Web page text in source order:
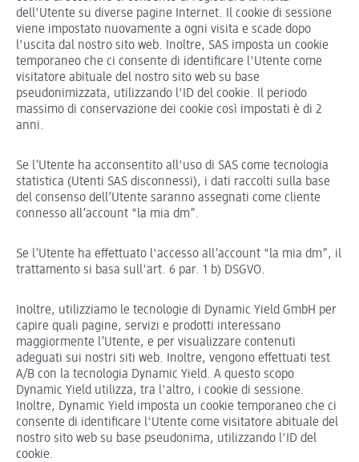
dell'Utente su diverse pagine Internet. Il cookie di sessione
viene impostato nuovamente a ogni visita e scade dopo
l'uscita dal nostro sito web. Inoltre, SAS imposta un cookie
temporaneo che ci consente di identificare l'Utente come
visitatore abituale del nostro sito web su base
pseudonimizzata, utilizzando l'ID del cookie. Il periodo
massimo di conservazione dei cookie così impostati è di 2
anni.
Se l’Utente ha acconsentito all'uso di SAS come tecnologia
statistica (Utenti SAS disconnessi), i dati raccolti sulla base
del consenso dell’Utente saranno assegnati come cliente
connesso all’account "la mia dm”.
Se l’Utente ha effettuato l'accesso all’account "la mia dm”, il
trattamento si basa sull'art. 6 par. 1 b) DSGVO.
Inoltre, utilizziamo le tecnologie di Dynamic Yield GmbH per
capire quali pagine, servizi e prodotti interessano
maggiormente l’Utente, e per visualizzare contenuti
adeguati sui nostri siti web. Inoltre, vengono effettuati test
A/B con la tecnologia Dynamic Yield. A questo scopo
Dynamic Yield utilizza, tra l'altro, i cookie di sessione.
Inoltre, Dynamic Yield imposta un cookie temporaneo che ci
consente di identificare l'Utente come visitatore abituale del
nostro sito web su base pseudonima, utilizzando l'ID del
cookie.